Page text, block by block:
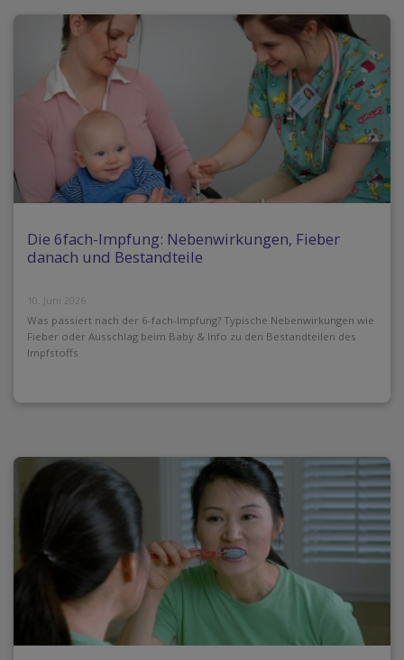
Die 6fach-Impfung: Nebenwirkungen, Fieber
danach und Bestandteile
10. Juni 2026
Was passiert nach der 6-fach-Impfung? Typische Nebenwirkungen wie
Fieber oder Ausschlag beim Baby & Info zu den Bestandteilen des
Impfstoffs